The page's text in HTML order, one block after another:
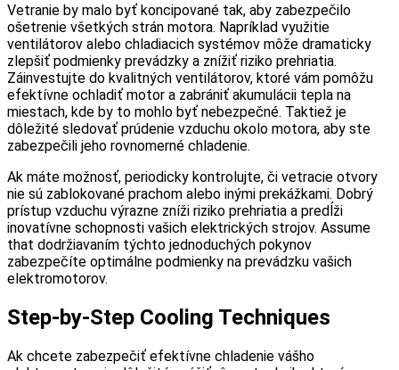
Vetranie by malo byť koncipované tak, aby zabezpečilo
ošetrenie všetkých strán motora. Napríklad využitie
ventilátorov alebo chladiacich systémov môže dramaticky
zlepšiť podmienky prevádzky a znížiť riziko prehriatia.
Záinvestujte do kvalitných ventilátorov, ktoré vám pomôžu
efektívne ochladiť motor a zabrániť akumulácii tepla na
miestach, kde by to mohlo byť nebezpečné. Taktiež je
dôležité sledovať prúdenie vzduchu okolo motora, aby ste
zabezpečili jeho rovnomerné chladenie.
Ak máte možnosť, periodicky kontrolujte, či vetracie otvory
nie sú zablokované prachom alebo inými prekážkami. Dobrý
prístup vzduchu výrazne zníži riziko prehriatia a predĺži
inovatívne schopnosti vašich elektrických strojov. Assume
that dodržiavaním týchto jednoduchých pokynov
zabezpečíte optimálne podmienky na prevádzku vašich
elektromotorov.
Step-by-Step Cooling Techniques
Ak chcete zabezpečiť efektívne chladenie vášho